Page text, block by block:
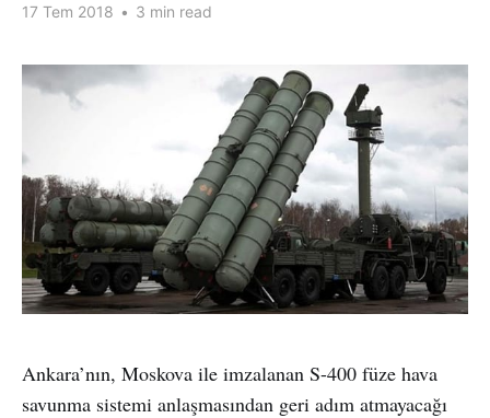
17 Tem 2018 • 3 min read
Ankara’nın, Moskova ile imzalanan S-400 füze hava
savunma sistemi anlaşmasından geri adım atmayacağı